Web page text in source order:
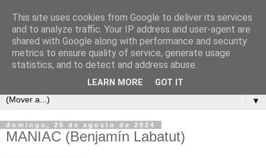
Cada semana un libro
Este es un blog para los amantes de la lectura, un sitio para
intercambiar opiniones y comentarios de libros.
▼
domingo, 25 de agosto de 2024
MANIAC (Benjamín Labatut)
This site uses cookies from Google to deliver its services
and to analyze traffic. Your IP address and user-agent are
shared with Google along with performance and security
metrics to ensure quality of service, generate usage
statistics, and to detect and address abuse.
LEARN MORE GOT IT